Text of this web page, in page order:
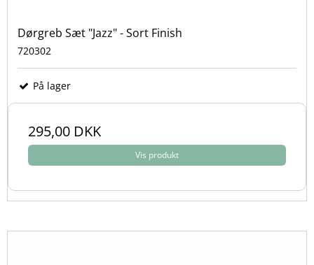
Dørgreb Sæt "Jazz" - Sort Finish
720302
På lager
295,00 DKK
Vis produkt